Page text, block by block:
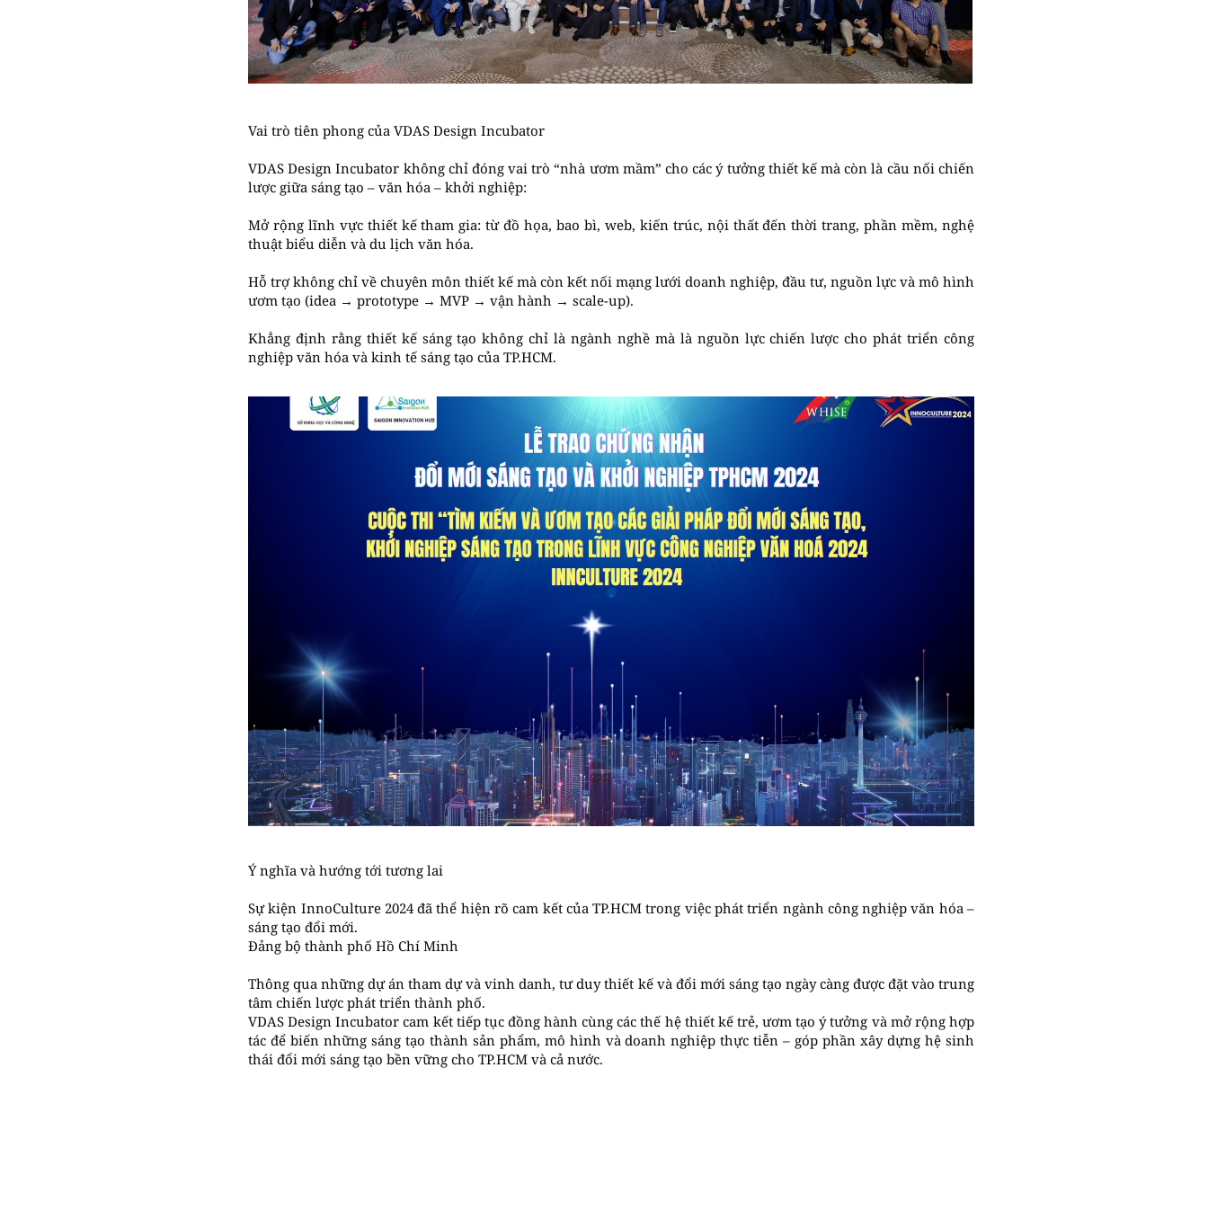
Vai trò tiên phong của VDAS Design Incubator
VDAS Design Incubator không chỉ đóng vai trò “nhà ươm mầm” cho các ý tưởng thiết kế mà còn là cầu nối chiến
lược giữa sáng tạo – văn hóa – khởi nghiệp:
Mở rộng lĩnh vực thiết kế tham gia: từ đồ họa, bao bì, web, kiến trúc, nội thất đến thời trang, phần mềm, nghệ
thuật biểu diễn và du lịch văn hóa.
Hỗ trợ không chỉ về chuyên môn thiết kế mà còn kết nối mạng lưới doanh nghiệp, đầu tư, nguồn lực và mô hình
ươm tạo (idea → prototype → MVP → vận hành → scale-up).
Khẳng định rằng thiết kế sáng tạo không chỉ là ngành nghề mà là nguồn lực chiến lược cho phát triển công
nghiệp văn hóa và kinh tế sáng tạo của TP.HCM.
Ý nghĩa và hướng tới tương lai
Sự kiện InnoCulture 2024 đã thể hiện rõ cam kết của TP.HCM trong việc phát triển ngành công nghiệp văn hóa –
sáng tạo đổi mới.
Đảng bộ thành phố Hồ Chí Minh
Thông qua những dự án tham dự và vinh danh, tư duy thiết kế và đổi mới sáng tạo ngày càng được đặt vào trung
tâm chiến lược phát triển thành phố.
VDAS Design Incubator cam kết tiếp tục đồng hành cùng các thế hệ thiết kế trẻ, ươm tạo ý tưởng và mở rộng hợp
tác để biến những sáng tạo thành sản phẩm, mô hình và doanh nghiệp thực tiễn – góp phần xây dựng hệ sinh
thái đổi mới sáng tạo bền vững cho TP.HCM và cả nước.